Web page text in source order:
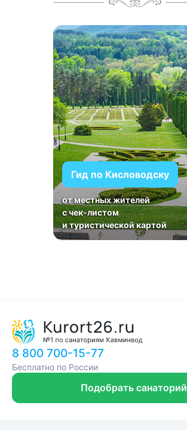
Гид по Кисловодску
от местных жителей
с чек-листом
и туристической картой
8 800 700-15-77
Бесплатно по России
Подобрать санаторий